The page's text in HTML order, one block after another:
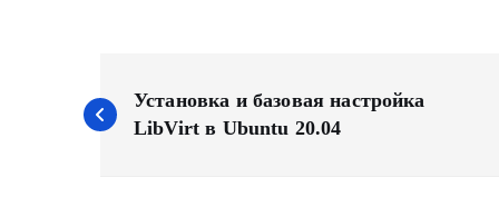
а
в
Установка и базовая настройка
LibVirt в Ubuntu 20.04